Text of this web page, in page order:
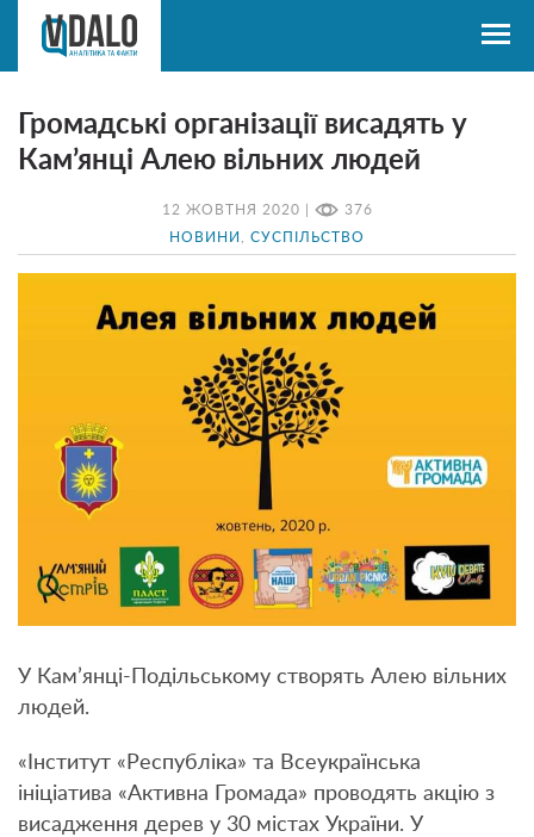
12 ЖОВТНЯ 2020 | 376
НОВИНИ СУСПІЛЬСТВО
Громадські організації висадять у
Кам’янці Алею вільних людей
У Кам’янці-Подільському створять Алею вільних
людей.
«Інститут «Республіка» та Всеукраїнська
ініціатива «Активна Громада» проводять акцію з
висадження дерев у 30 містах України. У